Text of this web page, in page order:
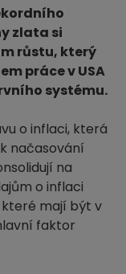
zlata si
růstu, který
práce v USA
systému.
o inflaci, která
načasování
na
o inflaci
mají být v
faktor